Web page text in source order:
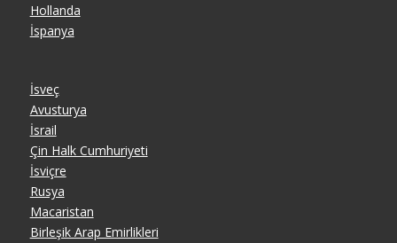
Hollanda
İspanya
İsveç
Avusturya
İsrail
Çin Halk Cumhuriyeti
İsviçre
Rusya
Macaristan
Birleşik Arap Emirlikleri